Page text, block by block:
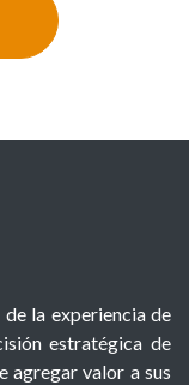
la experiencia de
estratégica de
agregar valor a sus